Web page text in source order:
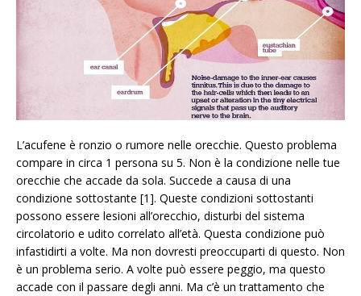
L’acufene è ronzio o rumore nelle orecchie. Questo problema
compare in circa 1 persona su 5. Non è la condizione nelle tue
orecchie che accade da sola. Succede a causa di una
condizione sottostante [1]. Queste condizioni sottostanti
possono essere lesioni all’orecchio, disturbi del sistema
circolatorio e udito correlato all’età. Questa condizione può
infastidirti a volte. Ma non dovresti preoccuparti di questo. Non
è un problema serio. A volte può essere peggio, ma questo
accade con il passare degli anni. Ma c’è un trattamento che